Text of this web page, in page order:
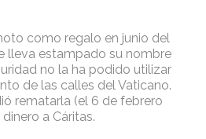
como regalo en junio del
lleva estampado su nombre
no la ha podido utilizar
de las calles del Vaticano.
rematarla (el 6 de febrero
a Cáritas.